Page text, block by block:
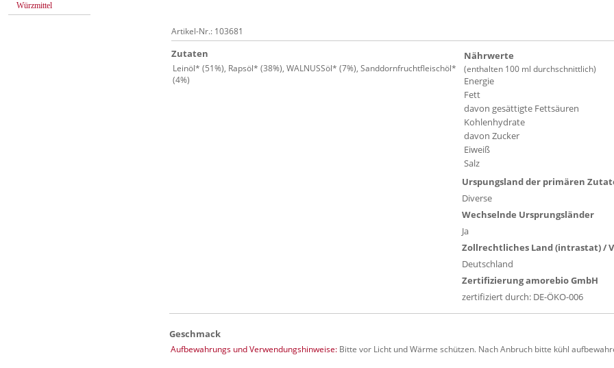
Würzmittel
Artikel-Nr.: 103681
Zutaten
Leinöl* (51%), Rapsöl* (38%), WALNUSSöl* (7%), Sanddornfruchtfleischöl*
(4%)
Nährwerte
(enthalten 100 ml durchschnittlich)
Energie
Fett
davon gesättigte Fettsäuren
Kohlenhydrate
davon Zucker
Eiweiß
Salz
Urspungsland der primären
Diverse
Wechselnde Ursprungsländer
Ja
Zollrechtliches Land (intrastat) /
Deutschland
Zertifizierung amorebio GmbH
zertifiziert durch: DE-ÖKO-006
Geschmack
Aufbewahrungs und Verwendungshinweise: Bitte vor Licht und Wärme schützen. Nach Anbruch bitte kühl